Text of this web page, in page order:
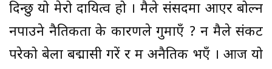
दिन्छु यो मेरो दायित्व हो । मैले संसदमा आएर बोल्न
नपाउने नैतिकता के कारणले गुमाएँ ? न मैले संकट
परेको बेला बद्मासी गरें र म अनैतिक भएँ । आज यो